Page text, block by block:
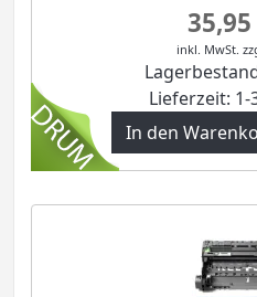
35,95
inkl. MwSt.
Lieferzeit:
In den